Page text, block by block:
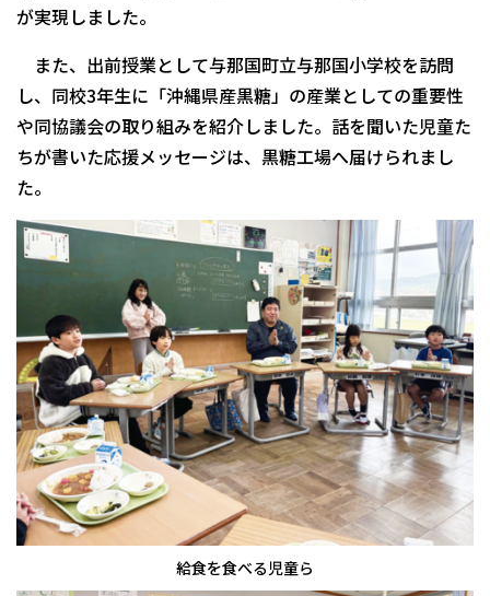
が実現しました。
また、出前授業として与那国町立与那国小学校を訪問
し、同校3年生に「沖縄県産黒糖」の産業としての重要性
や同協議会の取り組みを紹介しました。話を聞いた児童た
ちが書いた応援メッセージは、黒糖工場へ届けられまし
た。
給食を食べる児童ら